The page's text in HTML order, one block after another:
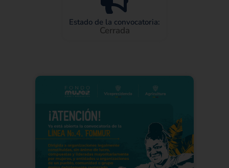
Estado de la convocatoria:
Cerrada